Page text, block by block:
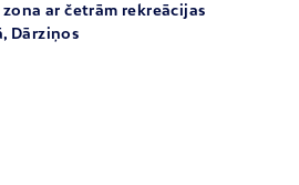
ar četrām rekreācijas
Dārziņos